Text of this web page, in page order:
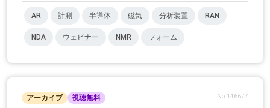
AR 計測 半導体 磁気 分析装置 RAN
NDA ウェビナー NMR フォーム
アーカイブ 視聴無料 No.146677